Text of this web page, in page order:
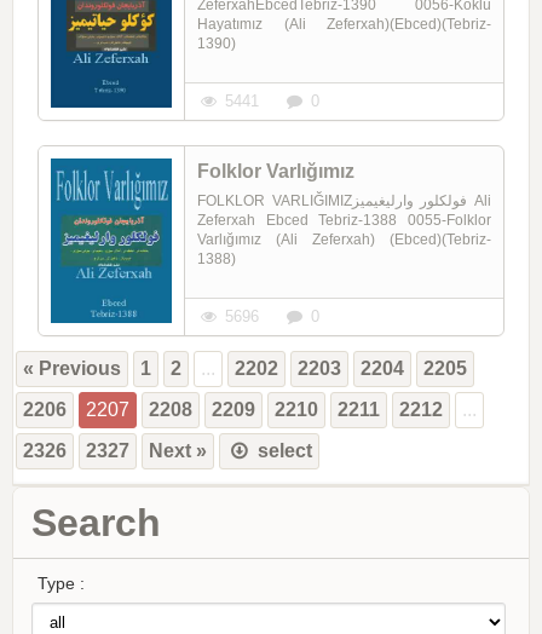
ZeferxahEbcedTebriz-1390 0056-Köklü
Hayatımız (Ali Zeferxah)(Ebced)(Tebriz-
1390)
5441 0
Folklor Varlığımız
FOLKLOR VARLIĞIMIZفولکلور وارلیغیمیز Ali
Zeferxah Ebced Tebriz-1388 0055-Folklor
Varlığımız (Ali Zeferxah) (Ebced)(Tebriz-
1388)
5696 0
« Previous 1 2 ... 2202 2203 2204
2205
2206
2207 2208 2209 2210 2211 2212
...
2326
2327 Next » select
Search
Type :